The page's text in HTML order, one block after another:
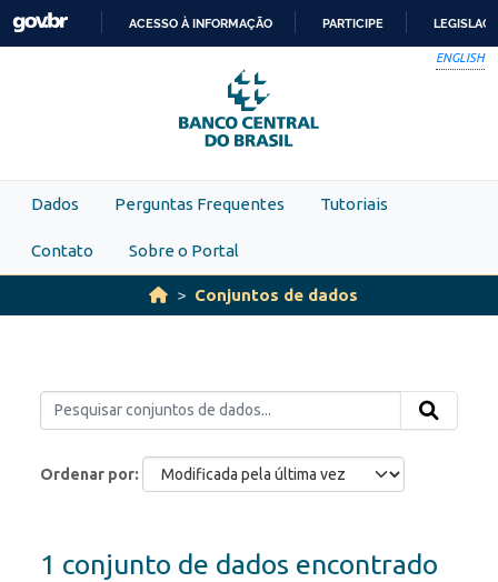
Skip to main content
PARA
O
CONTEÚDO
ACESSO À INFORMAÇÃO PARTICIPE
ENGLISH
Dados Perguntas Frequentes Tutoriais
Contato Sobre o Portal
Conjuntos de dados
Ordenar por
1 conjunto de dados encontrado